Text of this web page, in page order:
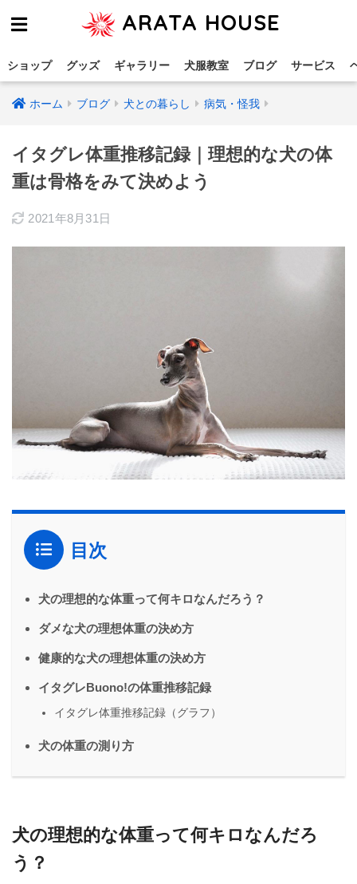
ARATA HOUSE
ショップ グッズ ギャラリー 犬服教室 ブログ サービス
ホーム ブログ 犬との暮らし 病気・怪我
イタグレ体重推移記録｜理想的な犬の体
重は骨格をみて決めよう
2021年8月31日
目次
犬の理想的な体重って何キロなんだろう？
ダメな犬の理想体重の決め方
健康的な犬の理想体重の決め方
イタグレBuono!の体重推移記録
イタグレ体重推移記録（グラフ）
犬の体重の測り方
犬の理想的な体重って何キロなんだろ
う？